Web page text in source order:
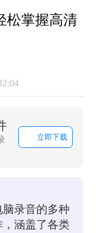
松掌握高清
立即下载
录音的多种
涵盖了各类